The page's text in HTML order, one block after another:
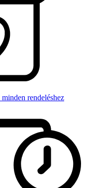
minden rendeléshez